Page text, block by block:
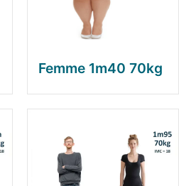
Femme 1m40 70kg